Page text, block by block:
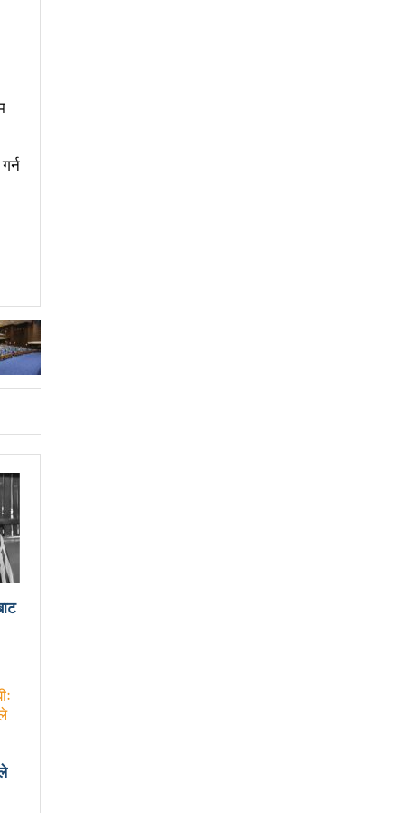
तयारीः तीन आयोगको बैठक सकियो
जनप्रतिनिधि
launched in Kunming
जाँदै थियो जहाज
भयो काम
कम्युनिस्ट पार्टीको थर्ड प्लेनम बैठक सुरु
सर्ने जिका भाइरसको संक्रमण पुष्टि
रक्षा गर्ने संकल्प गर्नुपर्छ : उड्डयनमन्त्री तामाङ
सभामा जवाफ दिन गृहमन्त्रीलाई अध्यक्षको निर्देशन
समिति गठन गरिन्छ : प्रधानमन्त्री
राष्ट्रिय क्रिकेटको उपाधि बैतडीलाई